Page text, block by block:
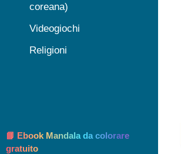
coreana)
Videogiochi
Religioni
📘 Ebook Mandala da colorare
gratuito